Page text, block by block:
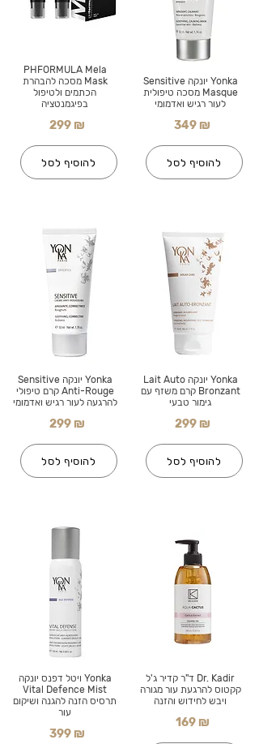
PHFORMULA Mela
Mask מסכה להבהרת
הכתמים ולטיפול
בפיגמנטציה
299 ₪
להוסיף לסל
Yonka יונקה Sensitive
Anti-Rouge קרם טיפולי
להרגעה לעור רגיש ואדמומי
299 ₪
להוסיף לסל
Yonka ויטל דפנס יונקה
Vital Defence Mist
תרסיס הזנה להגנה ושיקום
עור
399 ₪
Yonka יונקה Sensitive
Masque מסכה טיפולית
לעור רגיש ואדמומי
349 ₪
להוסיף לסל
Yonka יונקה Lait Auto
Bronzant קרם משזף עם
גימור טבעי
299 ₪
להוסיף לסל
Dr. Kadir ד"ר קדיר ג'ל
קקטוס להרגעת עור מגורה
ויבש לחידוש והזנה
169 ₪